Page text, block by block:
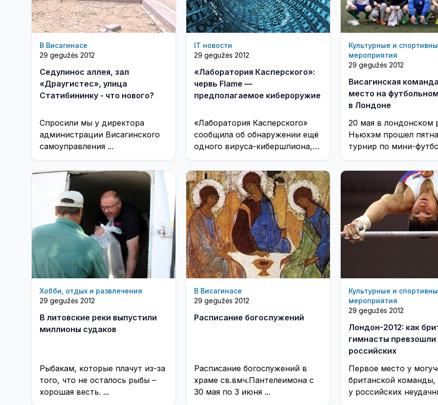
В Висагинасе
29 gegužės 2012
Седулинос аллея, зал
«Драугистес», улица
Статибининку - что нового?
Спросили мы у директора
администрации Висагинского
самоуправления ...
IT новости
29 gegužės 2012
«Лаборатория Касперского»:
червь Flame —
предполагаемое кибероружие
«Лаборатория Касперского»
сообщила об обнаружении ещё
одного вируса-кибершпиона,
который антивирусники уже
сравнили с такими зловредами
как Stuxnet и Duqu. ...
Культурные и
мероприятия
29 gegužės 2012
Висагинская
место на
в Лондоне
20 мая в лондонском
Ньюхэм прошел
турнир по мини-
памяти В.В.
среди русскоязычных
любительских
Хобби, отдых и развлечения
29 gegužės 2012
В литовские реки выпустили
миллионы судаков
Рыбакам, которые плачут из-за
того, что не осталось рыбы –
хорошая весть. ...
В Висагинасе
29 gegužės 2012
Расписание богослужений
Расписание богослужений в
храме св.вмч.Пантелеимона с
30 мая по 3 июня ...
Культурные и
мероприятия
29 gegužės 2012
Лондон-2012: как
гимнасты превзошли
российских
Первое место у
британской команды,
у российских